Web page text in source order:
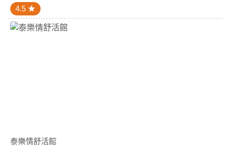
4.5
泰樂情舒活館